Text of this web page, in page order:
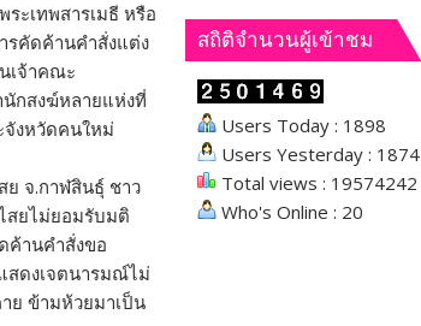
ะเทพสารเมธี หรือ
รคัดค้านคำสั่งแต่ง
เจ้าคณะ
นักสงฆ์หลายแห่งที่
จังหวัดคนใหม่
ย จ.กาฬสินธุ์ ชาว
สยไม่ยอมรับมติ
ค้านคำสั่งขอ
สดงเจตนารมณ์ไม่
ย ข้ามห้วยมาเป็น
สถิติจำนวนผู้เข้าชม
Users Today : 1898
Users Yesterday : 1874
Total views : 19574242
Who's Online : 20